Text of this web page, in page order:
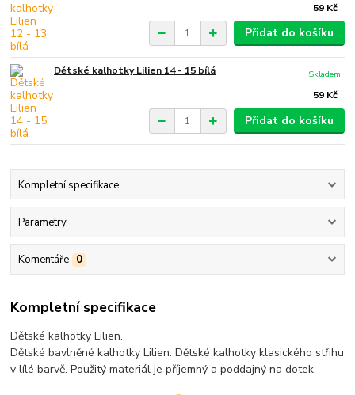
59 Kč
Přidat do košíku
Dětské kalhotky Lilien 14 - 15 bílá
59 Kč
Skladem
Přidat do košíku
Kompletní specifikace
Parametry
Komentáře 0
Kompletní specifikace
Dětské kalhotky Lilien.
Dětské bavlněné kalhotky Lilien. Dětské kalhotky klasického střihu
v lílé barvě. Použitý materiál je příjemný a poddajný na dotek.